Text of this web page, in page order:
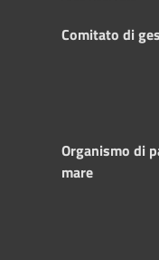
Comitato di
Organismo di
mare